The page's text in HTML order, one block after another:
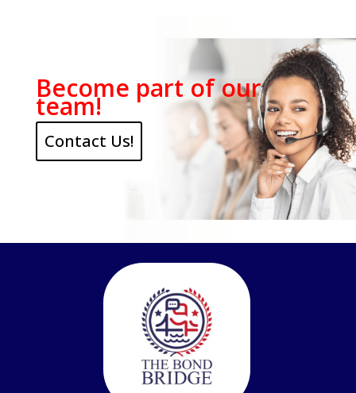
Become part of our
team!
Contact Us!